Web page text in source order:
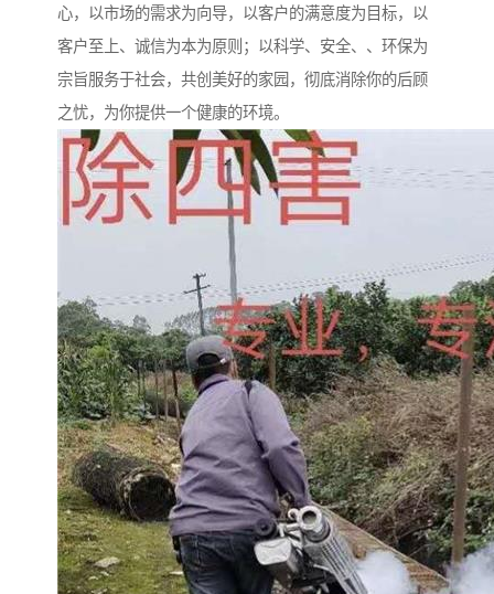
心，以市场的需求为向导，以客户的满意度为目标，以
客户至上、诚信为本为原则；以科学、安全、、环保为
宗旨服务于社会，共创美好的家园，彻底消除你的后顾
之忧，为你提供一个健康的环境。